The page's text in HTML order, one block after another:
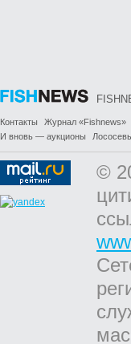
Контакты Журнал «Fishnews»
И вновь — аукционы
©